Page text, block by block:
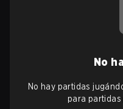
No
No hay partidas
para partidas